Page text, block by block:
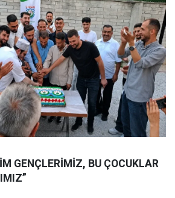
GENÇLERİMİZ, BU ÇOCUKLAR